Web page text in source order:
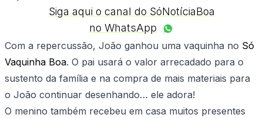
Siga aqui o canal do SóNotíciaBoa
no WhatsApp
Com a repercussão, João ganhou uma vaquinha no Só
Vaquinha Boa. O pai usará o valor arrecadado para o
sustento da família e na compra de mais materiais para
o João continuar desenhando… ele adora!
O menino também recebeu em casa muitos presentes